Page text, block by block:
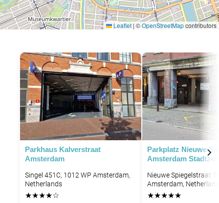
P P
P
P P
Leaflet | ©OpenStreetMapcontributors
Parkhaus Kalverstraat
Amsterdam
Singel 451C, 1012 WP Amsterdam,
Netherlands
★★★★☆
Parkplatz Nieuwe
Amsterdam
Nieuwe Spiegelstraat
Amsterdam,
★★★★★